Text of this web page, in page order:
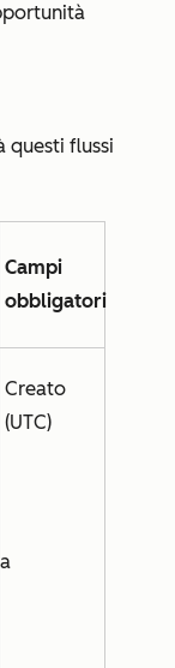
questi flussi
Campi
obbligatori
Creato
(UTC)